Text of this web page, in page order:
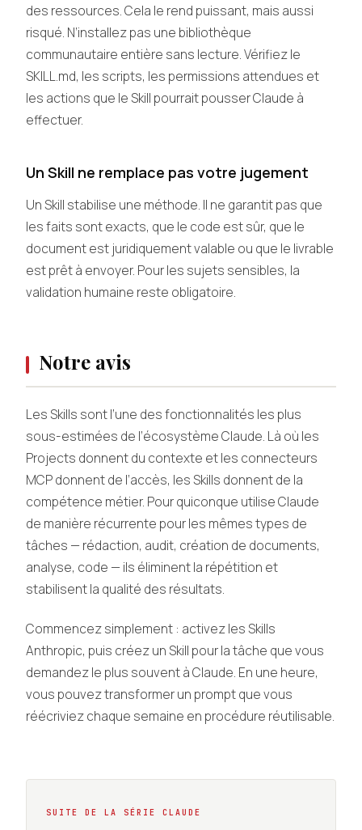
des ressources. Cela le rend puissant, mais aussi
risqué. N’installez pas une bibliothèque
communautaire entière sans lecture. Vérifiez le
SKILL.md, les scripts, les permissions attendues et
les actions que le Skill pourrait pousser Claude à
effectuer.
Un Skill ne remplace pas votre jugement
Un Skill stabilise une méthode. Il ne garantit pas que
les faits sont exacts, que le code est sûr, que le
document est juridiquement valable ou que le livrable
est prêt à envoyer. Pour les sujets sensibles, la
validation humaine reste obligatoire.
Notre avis
Les Skills sont l’une des fonctionnalités les plus
sous-estimées de l’écosystème Claude. Là où les
Projects donnent du contexte et les connecteurs
MCP donnent de l’accès, les Skills donnent de la
compétence métier. Pour quiconque utilise Claude
de manière récurrente pour les mêmes types de
tâches — rédaction, audit, création de documents,
analyse, code — ils éliminent la répétition et
stabilisent la qualité des résultats.
Commencez simplement : activez les Skills
Anthropic, puis créez un Skill pour la tâche que vous
demandez le plus souvent à Claude. En une heure,
vous pouvez transformer un prompt que vous
réécriviez chaque semaine en procédure réutilisable.
SUITE DE LA SÉRIE CLAUDE